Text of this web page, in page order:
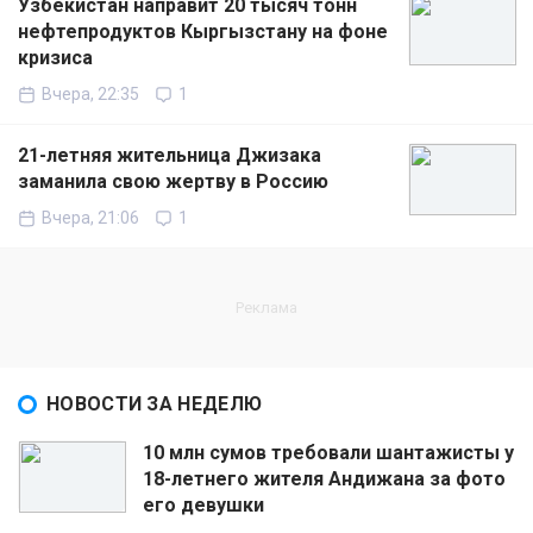
Узбекистан направит 20 тысяч тонн
нефтепродуктов Кыргызстану на фоне
кризиса
Вчера, 22:35 1
21-летняя жительница Джизака
заманила свою жертву в Россию
Вчера, 21:06 1
НОВОСТИ ЗА НЕДЕЛЮ
10 млн сумов требовали шантажисты у
18-летнего жителя Андижана за фото
его девушки